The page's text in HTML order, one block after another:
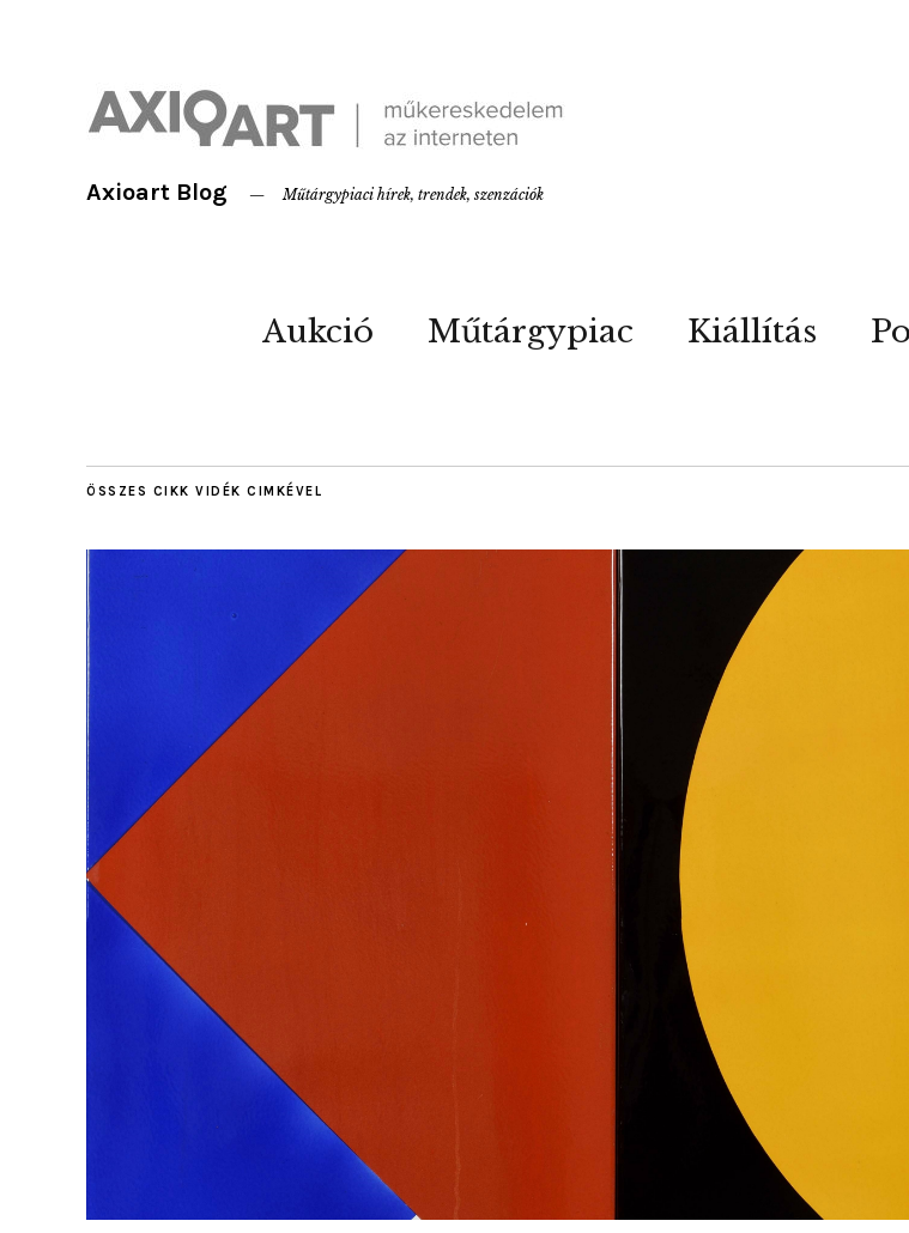
Axioart Blog Műtárgypiaci hírek, trendek, szenzációk
Aukció Műtárgypiac Kiállítás
ÖSSZES CIKK VIDÉK CIMKÉVEL